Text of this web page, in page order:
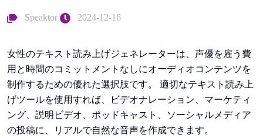
Speaktor 2024-12-16
女性のテキスト読み上げジェネレーターは、声優を雇う費
用と時間のコミットメントなしにオーディオコンテンツを
制作するための優れた選択肢です。 適切なテキスト読み上
げツールを使用すれば、ビデオナレーション、マーケティ
ング、説明ビデオ、ポッドキャスト、ソーシャルメディア
の投稿に、リアルで自然な音声を作成できます。